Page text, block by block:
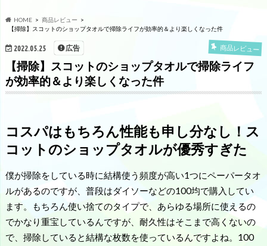
HOME
商品レビュー
【掃除】スコットのショップタオルで掃除ライフが効率的＆より楽しくなった件
2022.05.25 商品レビュー
広告
【掃除】スコットのショップタオルで掃除ライフ
が効率的＆より楽しくなった件
コスパはもちろん性能も申し分なし！ス
コットのショップタオルが優秀すぎた
僕が掃除をしている時に結構使う頻度が高い1つにペーパータオ
ルがあるのですが、普段はダイソーなどの100均で購入してい
ます。もちろん使い捨てのタイプで、あらゆる場所に使えるの
でかなり重宝しているんですが、耐久性はそこまで高くないの
で、掃除していると結構な枚数を使っているんですよね。100